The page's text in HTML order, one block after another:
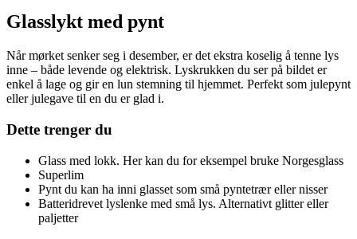
Glasslykt med pynt
Når mørket senker seg i desember, er det ekstra koselig å tenne lys
inne – både levende og elektrisk. Lyskrukken du ser på bildet er
enkel å lage og gir en lun stemning til hjemmet. Perfekt som julepynt
eller julegave til en du er glad i.
Dette trenger du
Glass med lokk. Her kan du for eksempel bruke Norgesglass
Superlim
Pynt du kan ha inni glasset som små pyntetrær eller nisser
Batteridrevet lyslenke med små lys. Alternativt glitter eller
paljetter